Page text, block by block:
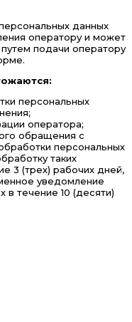
данных
оператору и может
подачи оператору
персональных
оператора;
обращения с
персональных
таких
3 (трех) рабочих дней,
уведомление
в течение 10 (десяти)